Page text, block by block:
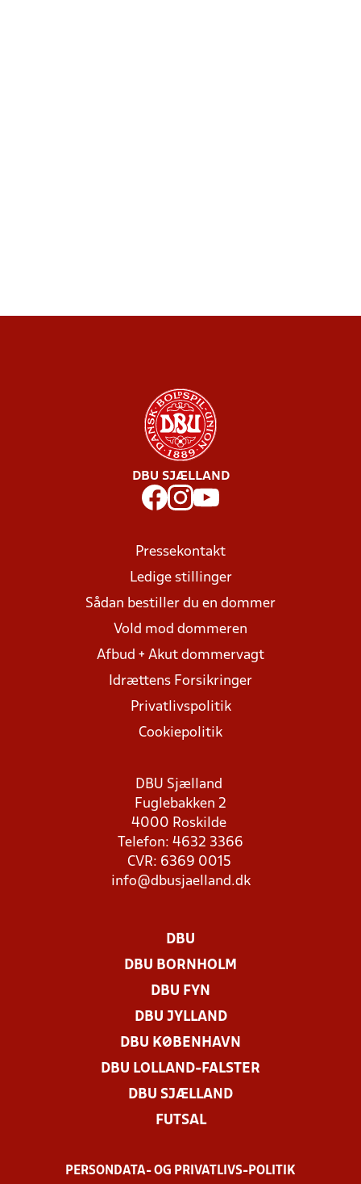
DBU SJÆLLAND
Pressekontakt
Ledige stillinger
Sådan bestiller du en dommer
Vold mod dommeren
Afbud + Akut dommervagt
Idrættens Forsikringer
Privatlivspolitik
Cookiepolitik
DBU Sjælland
Fuglebakken 2
4000 Roskilde
Telefon: 4632 3366
CVR: 6369 0015
info@dbusjaelland.dk
DBU
DBU BORNHOLM
DBU FYN
DBU JYLLAND
DBU KØBENHAVN
DBU LOLLAND-FALSTER
DBU SJÆLLAND
FUTSAL
PERSONDATA- OG PRIVATLIVS-POLITIK